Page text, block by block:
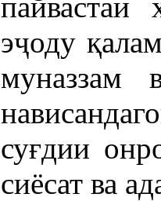
эҷоду
муназзам
суғдии
сиёсат ва